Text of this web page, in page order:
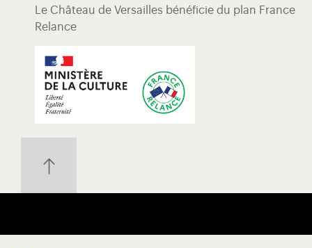
Le Château de Versailles bénéficie du plan France
Relance